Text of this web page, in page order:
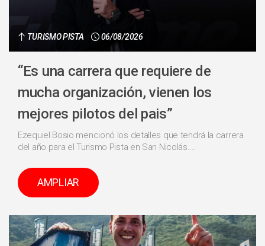
TURISMO PISTA 06/08/2026
“Es una carrera que requiere de
mucha organización, vienen los
mejores pilotos del pais”
Ezequiel Bosio mencionó los detalles que tendrá la carrera
del año para el Turismo Pista en San Nicolás....
AMPLIAR